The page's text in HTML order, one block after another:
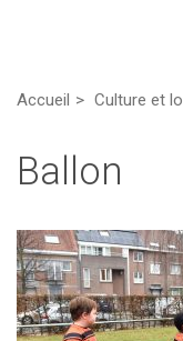
Accueil Culture et
Ballon